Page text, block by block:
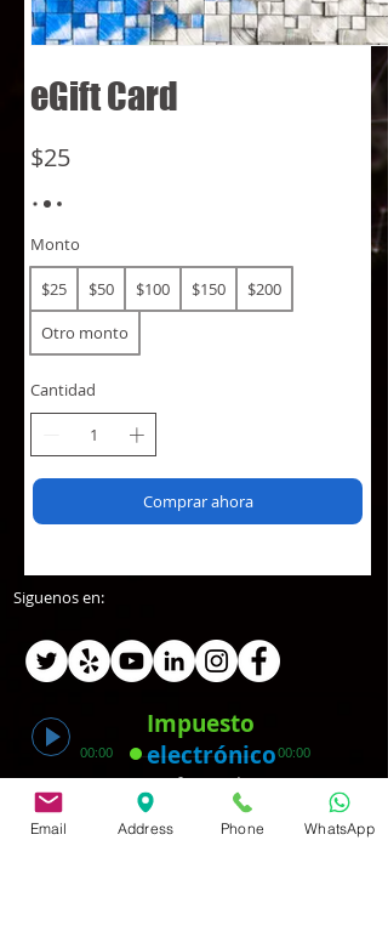
eGift Card
$25
Monto
$25 $50 $100 $150
$200
Otro monto
Cantidad
Comprar ahora
Siguenos en:
Impuesto
electrónico
Profesional
00:00 00:00
Email Address Phone WhatsApp